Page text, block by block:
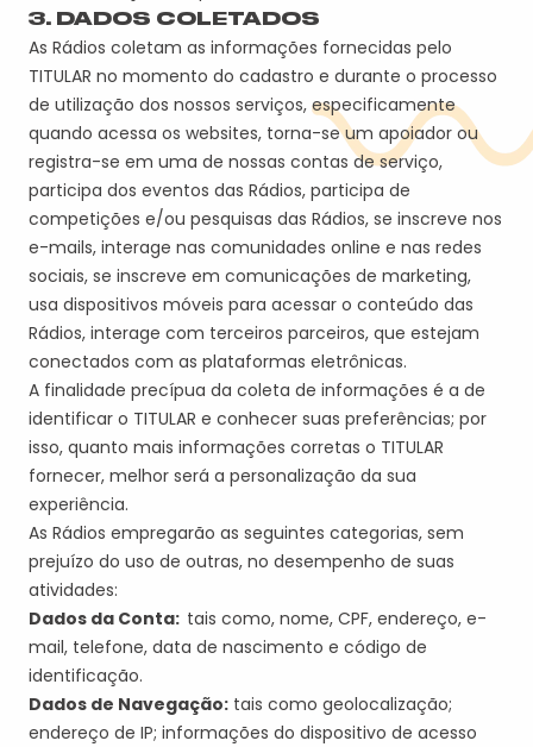
3. DADOS COLETADOS
As Rádios coletam as informações fornecidas pelo
TITULAR no momento do cadastro e durante o processo
de utilização dos nossos serviços, especificamente
quando acessa os websites, torna-se um apoiador ou
registra-se em uma de nossas contas de serviço,
participa dos eventos das Rádios, participa de
competições e/ou pesquisas das Rádios, se inscreve nos
e-mails, interage nas comunidades online e nas redes
sociais, se inscreve em comunicações de marketing,
usa dispositivos móveis para acessar o conteúdo das
Rádios, interage com terceiros parceiros, que estejam
conectados com as plataformas eletrônicas.
A finalidade precípua da coleta de informações é a de
identificar o TITULAR e conhecer suas preferências; por
isso, quanto mais informações corretas o TITULAR
fornecer, melhor será a personalização da sua
experiência.
As Rádios empregarão as seguintes categorias, sem
prejuízo do uso de outras, no desempenho de suas
atividades:
Dados da Conta: tais como, nome, CPF, endereço, e-
mail, telefone, data de nascimento e código de
identificação.
Dados de Navegação: tais como geolocalização;
endereço de IP; informações do dispositivo de acesso